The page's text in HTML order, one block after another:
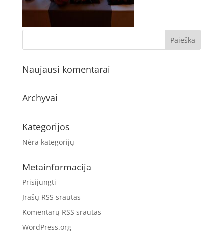
Naujausi komentarai
Archyvai
Kategorijos
Nėra kategorijų
Metainformacija
Prisijungti
Įrašų RSS srautas
Komentarų RSS srautas
WordPress.org